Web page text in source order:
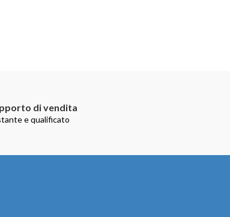
di vendita
e qualificato